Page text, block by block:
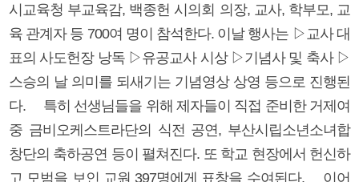
시교육청 부교육감, 백종헌 시의회 의장, 교사, 학부모, 교
육 관계자 등 700여 명이 참석한다. 이날 행사는 ▷교사 대
표의 사도헌장 낭독 ▷유공교사 시상 ▷기념사 및 축사 ▷
스승의 날 의미를 되새기는 기념영상 상영 등으로 진행된
다. 특히 선생님들을 위해 제자들이 직접 준비한 거제여
중 금비오케스트라단의 식전 공연, 부산시립소년소녀합
창단의 축하공연 등이 펼쳐진다. 또 학교 현장에서 헌신하
고 모범을 보인 교원 397명에게 표창을 수여된다. 이어